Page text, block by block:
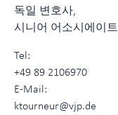
독일 변호사,
시니어 어소시에이트
Tel:
+49 89 2106970
E-Mail:
ktourneur@vjp.de